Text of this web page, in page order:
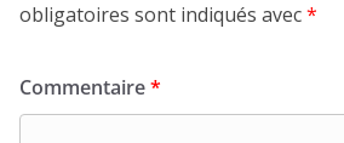
obligatoires sont indiqués avec*
Commentaire*